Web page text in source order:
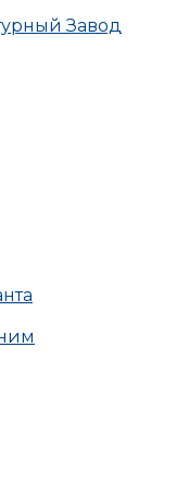
Завод